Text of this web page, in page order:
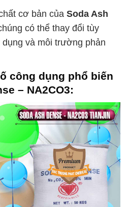
cơ bản của Soda Ash
có thể thay đổi tùy
và môi trường phản
công dụng phổ biến
– NA2CO3: